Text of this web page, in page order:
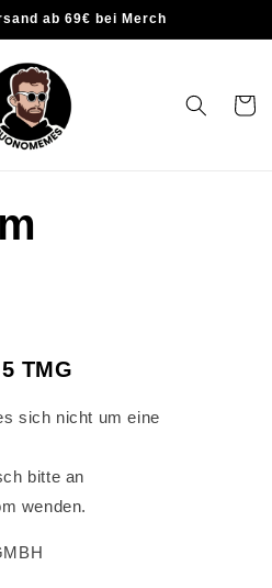
ab 69€ bei Merch
TMG
sich nicht um eine
bitte an
wenden.